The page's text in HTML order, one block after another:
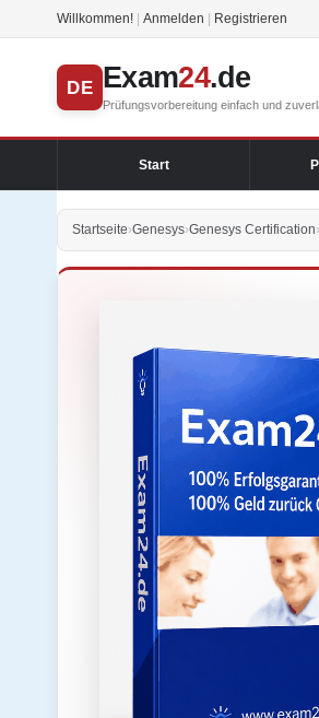
Willkommen! Anmelden Registrieren
DE Exam24.de
Prüfungsvorbereitung einfach und
Start
Startseite›Genesys›Genesys Certification›